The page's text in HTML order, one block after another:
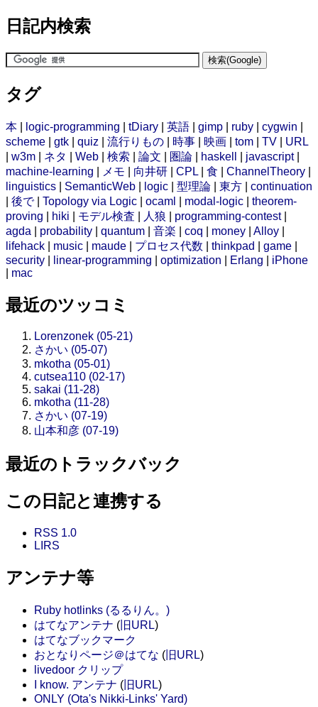
日記内検索
タグ
本 logic-programming tDiary 英語 gimp ruby cygwin
scheme
gtk quiz 流行りもの 時事 映画 tom TV
URL
w3m ネタ Web 検索 論文 圏論 haskell javascript|
machine-learning
メモ 向井研 CPL 食 ChannelTheory
linguistics
SemanticWeb logic 型理論 東方
continuation
後で| Topology via Logic ocaml modal-logic
theorem-
proving
hiki モデル検査 人狼 programming-contest|
agda
probability quantum 音楽 coq money Alloy
lifehack
music maude プロセス代数 thinkpad game
security
linear-programming optimization Erlang
iPhone
mac
最近のツッコミ
Lorenzonek (05-21)
さかい (05-07)
mkotha (05-01)
cutsea110 (02-17)
sakai (11-28)
mkotha (11-28)
さかい (07-19)
山本和彦 (07-19)
最近のトラックバック
この日記と連携する
RSS 1.0
LIRS
アンテナ等
Ruby hotlinks (るるりん。)
はてなアンテナ ( 旧URL)
はてなブックマーク
おとなりページ＠はてな ( 旧URL)
livedoor クリップ
I know. アンテナ ( 旧URL)
ONLY (Ota's Nikki-Links' Yard)